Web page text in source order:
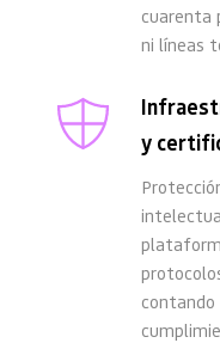
cuarenta
ni líneas
y
contando